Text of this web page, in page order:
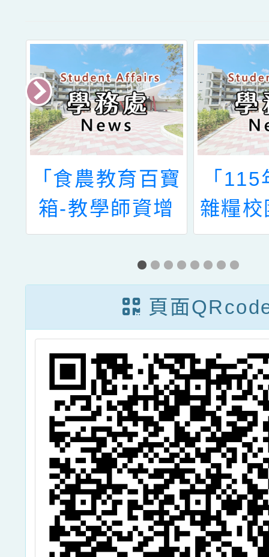
「食農教育百寶
箱-教學師資增
能工作坊」
「
雜糧
育培
頁面